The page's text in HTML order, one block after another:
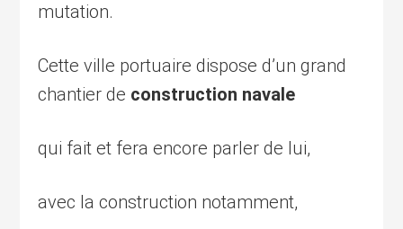
mutation.
Cette ville portuaire dispose d’un grand
chantier de construction navale
qui fait et fera encore parler de lui,
avec la construction notamment,